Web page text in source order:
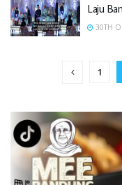
Laju
30TH
1